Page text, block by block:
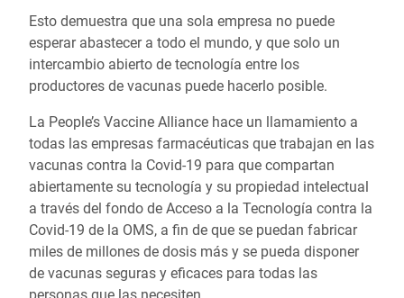
Esto demuestra que una sola empresa no puede
esperar abastecer a todo el mundo, y que solo un
intercambio abierto de tecnología entre los
productores de vacunas puede hacerlo posible.
La People’s Vaccine Alliance hace un llamamiento a
todas las empresas farmacéuticas que trabajan en las
vacunas contra la Covid-19 para que compartan
abiertamente su tecnología y su propiedad intelectual
a través del fondo de Acceso a la Tecnología contra la
Covid-19 de la OMS, a fin de que se puedan fabricar
miles de millones de dosis más y se pueda disponer
de vacunas seguras y eficaces para todas las